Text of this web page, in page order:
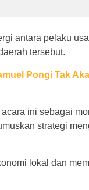
antara pelaku
tersebut.
Pongi Tak
ini sebagai
strategi
lokal dan